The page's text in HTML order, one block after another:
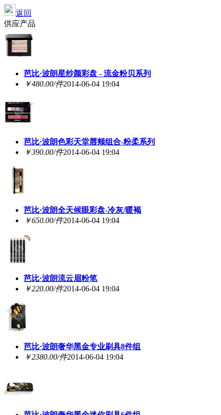
返回
供应产品
芭比·波朗星纱颜彩盘 - 流金粉贝系列
￥480.00/件2014-06-04 19:04
芭比·波朗色彩天堂唇颊组合-粉柔系列
￥390.00/件2014-06-04 19:04
芭比·波朗全天候眼彩盘-冷灰/暖褐
￥650.00/件2014-06-04 19:04
芭比·波朗流云眉粉笔
￥220.00/件2014-06-04 19:04
芭比·波朗奢华黑金专业刷具8件组
￥2380.00/件2014-06-04 19:04